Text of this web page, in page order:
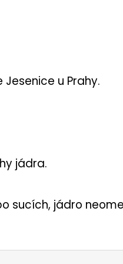
u Prahy.
jádra.
sucích, jádro